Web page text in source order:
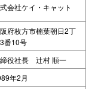
会社ケイ・キャット
府枚方市楠葉朝日2丁
番10号
役社長 辻村 順一
年2月